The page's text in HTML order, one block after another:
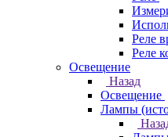
Реле
Реле
Освещение
Назад
Освещение
Лампы